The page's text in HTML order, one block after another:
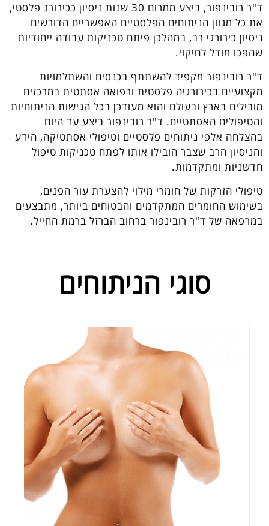
ד"ר רובינפור, ביצע ממרום 30 שנות ניסיון ככירורג פלסטי,
את כל מגוון הניתוחים הפלסטיים האפשריים הדורשים
ניסיון כירורגי רב, במהלכן פיתח טכניקות עבודה ייחודיות
שהפכו מודל לחיקוי.
ד"ר רובינפור מקפיד להשתתף בכנסים והשתלמויות
מקצועיים בכירורגיה פלסטית ורפואה אסתטית במרכזים
מובילים בארץ ובעולם והוא מעודכן בכל הגישות הניתוחיות
והטיפולים האסתטיים. ד"ר רובינפור ביצע עד היום
בהצלחה אלפי ניתוחים פלסטיים וטיפולי אסתטיקה, הידע
והניסיון הרב שצבר הובילו אותו לפתח טכניקות טיפול
חדשניות ומתקדמות.
טיפולי הזרקות של חומרי מילוי להצערת עור הפנים,
בשימוש החומרים המתקדמים והבטוחים ביותר, מתבצעים
במרפאה של ד"ר רובינפור ברחוב הברזל ברמת החייל.
סוגי הניתוחים